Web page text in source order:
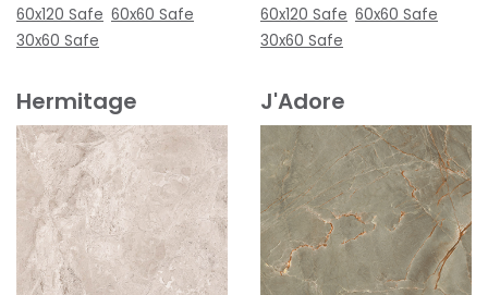
60x120 Safe 60x60 Safe
30x60 Safe
60x120 Safe 60x60 Safe
30x60 Safe
Hermitage J'Adore